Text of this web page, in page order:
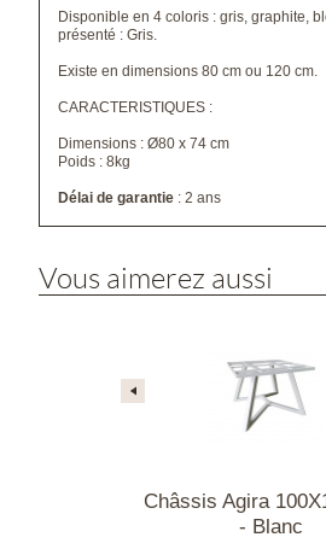
Disponible en 4 coloris : gris, graphite,
présenté : Gris.
Existe en dimensions 80 cm ou 120 cm.
CARACTERISTIQUES :
Dimensions : Ø80 x 74 cm
Poids : 8kg
Délai de garantie : 2 ans
Vous aimerez aussi
Châssis Agira
- Blanc